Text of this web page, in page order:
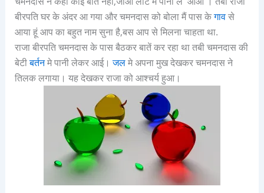
बीरपति घर के अंदर आ गया और चमनदास को बोला मैं पास केगावसे
आया हूं आप का बहुत नाम सुना है,बस आप से मिलना चाहता था.
राजाबीरपति चमनदासकेपासबैठकरबातेंकररहा था तबी चमनदास की
बेटीबर्तनमेपानीलेकरआई। जलमेअपनामुखदेखकरचमनदासने
तिलकलगाया। यहदेखकरराजाकोआश्चर्यहुआ।